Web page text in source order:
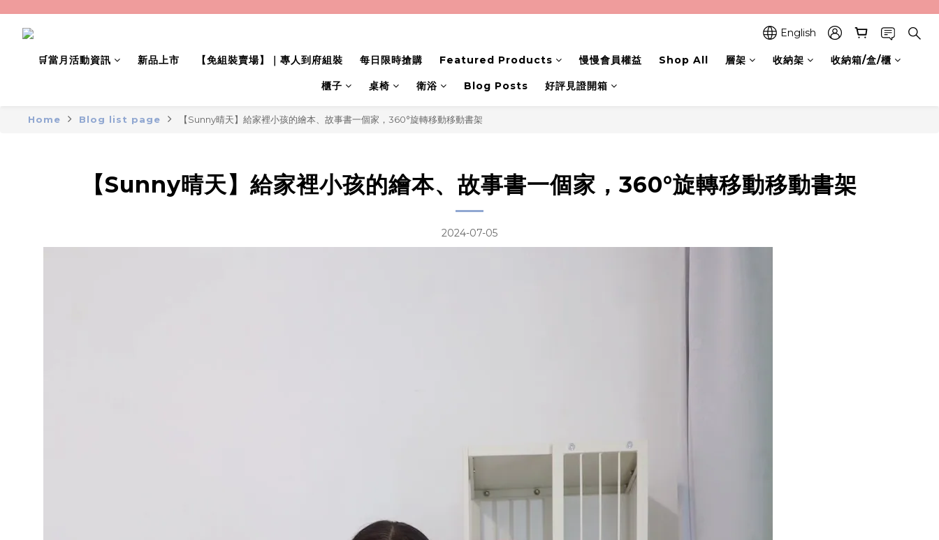
English
🛒當月活動資訊 新品上市 【免組裝賣場】｜專人到府組裝 每日限時搶購 Featured Products 慢慢會員權益 Shop All 層架 收納架 收納箱/盒/櫃
櫃子 桌椅 衛浴 Blog Posts 好評見證開箱
Home Blog list page 【Sunny晴天】給家裡小孩的繪本、故事書一個家，360°旋轉移動移動書架
【Sunny晴天】給家裡小孩的繪本、故事書一個家，360°旋轉移動移動書架
2024-07-05